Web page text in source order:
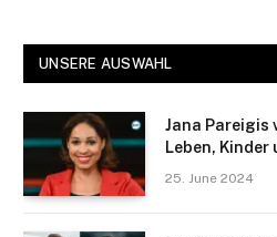
UNSERE AUSWAHL
Jana Pareigis
Leben, Kinder
25. June 2024